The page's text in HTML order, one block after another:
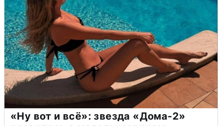
«Ну вот и всё»: звезда «Дома-2»